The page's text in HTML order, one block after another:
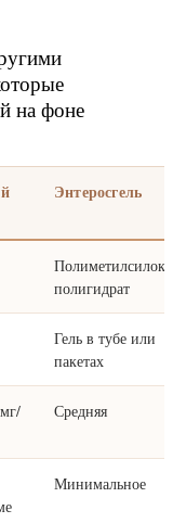
на фоне
Энтеросгель
полигидрат
Гель в тубе или
пакетах
Средняя
Минимальное